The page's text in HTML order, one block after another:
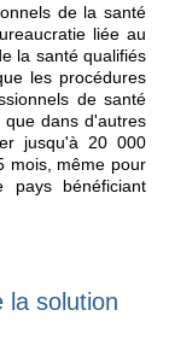
de la santé
liée au
la santé qualifiés
les procédures
de santé
que dans d'autres
jusqu'à 20 000
mois, même pour
pays bénéficiant
la solution